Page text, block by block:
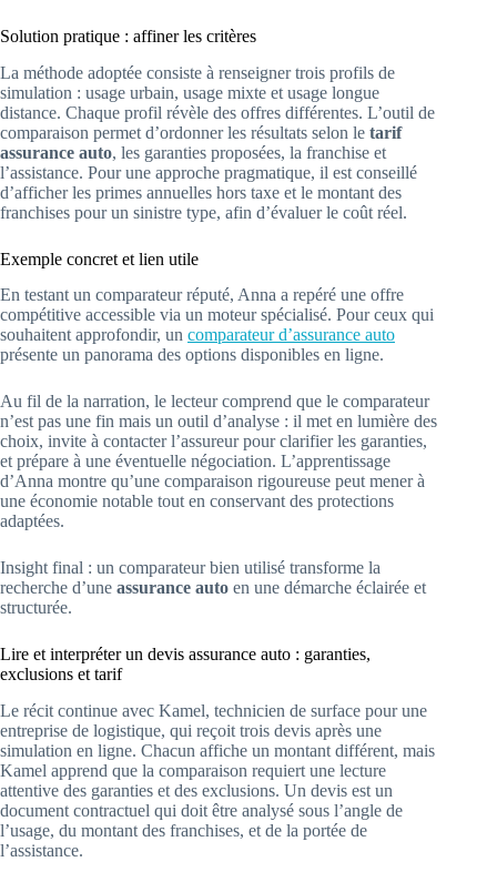
Solution pratique : affiner les critères
La méthode adoptée consiste à renseigner trois profils de
simulation : usage urbain, usage mixte et usage longue
distance. Chaque profil révèle des offres différentes. L’outil de
comparaison permet d’ordonner les résultats selon le tarif
assurance auto, les garanties proposées, la franchise et
l’assistance. Pour une approche pragmatique, il est conseillé
d’afficher les primes annuelles hors taxe et le montant des
franchises pour un sinistre type, afin d’évaluer le coût réel.
Exemple concret et lien utile
En testant un comparateur réputé, Anna a repéré une offre
compétitive accessible via un moteur spécialisé. Pour ceux qui
souhaitent approfondir, un comparateur d’assurance auto
présente un panorama des options disponibles en ligne.
Au fil de la narration, le lecteur comprend que le comparateur
n’est pas une fin mais un outil d’analyse : il met en lumière des
choix, invite à contacter l’assureur pour clarifier les garanties,
et prépare à une éventuelle négociation. L’apprentissage
d’Anna montre qu’une comparaison rigoureuse peut mener à
une économie notable tout en conservant des protections
adaptées.
Insight final : un comparateur bien utilisé transforme la
recherche d’une assurance auto en une démarche éclairée et
structurée.
Lire et interpréter un devis assurance auto : garanties,
exclusions et tarif
Le récit continue avec Kamel, technicien de surface pour une
entreprise de logistique, qui reçoit trois devis après une
simulation en ligne. Chacun affiche un montant différent, mais
Kamel apprend que la comparaison requiert une lecture
attentive des garanties et des exclusions. Un devis est un
document contractuel qui doit être analysé sous l’angle de
l’usage, du montant des franchises, et de la portée de
l’assistance.